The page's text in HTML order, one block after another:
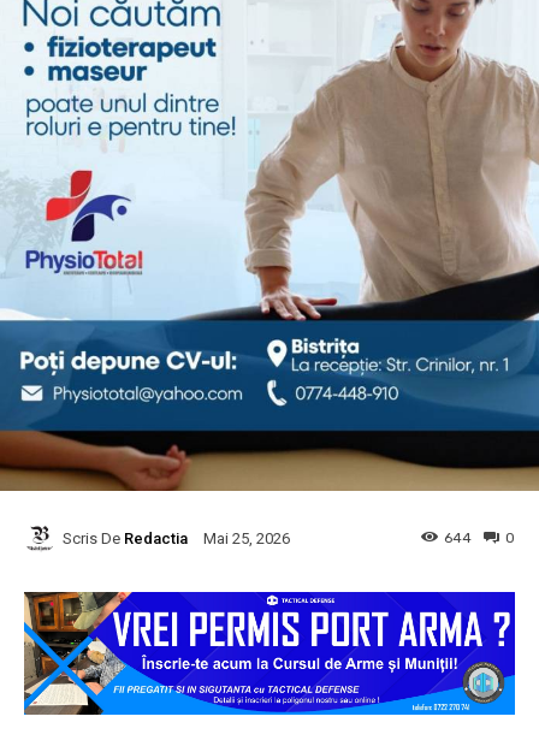
Scris De Redactia Mai 25, 2026 0
644